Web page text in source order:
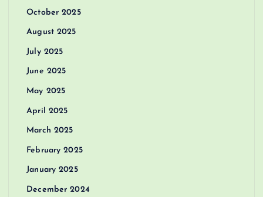
October 2025
August 2025
July 2025
June 2025
May 2025
April 2025
March 2025
February 2025
January 2025
December 2024